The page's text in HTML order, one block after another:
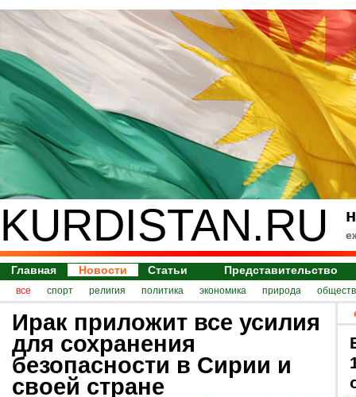
KURDISTAN.RU
Главная Новости Статьи Представительство
все спорт религия политика экономика природа
Ирак приложит все усилия
для сохранения
безопасности в Сирии и
своей стране